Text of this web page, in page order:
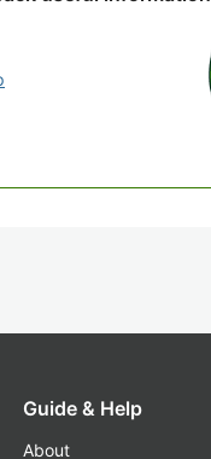
Guide & Help
About